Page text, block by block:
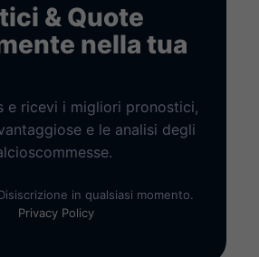
& Quote
nella tua
e ricevi i migliori pronostici,
e le analisi degli
in qualsiasi momento.
Privacy Policy